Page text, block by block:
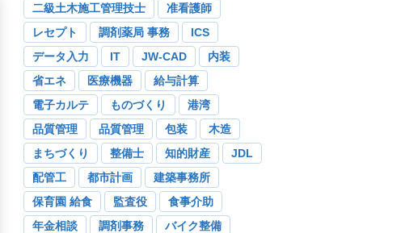
二級土木施工管理技士
准看護師
レセプト
調剤薬局 事務
ICS
データ入力
IT JW-CAD
内装
省エネ
医療機器
給与計算
電子カルテ
ものづくり
港湾
品質管理
品質管理 包装
木造
まちづくり
整備士 知的財産
JDL
配管工
都市計画
建築事務所
保育園 給食
監査役
食事介助
年金相談
調剤事務
バイク整備